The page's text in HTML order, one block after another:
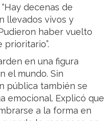
decenas de
llevados vivos y
haber vuelto
en una figura
el mundo. Sin
pública también se
emocional. Explicó que
a la forma en